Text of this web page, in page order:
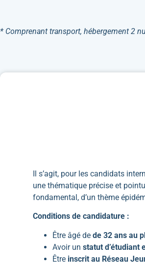
* Comprenant transport, hébergement 2
Il s’agit, pour les candidats
une thématique précise et
fondamental, d’un thème
Conditions de candidature :
Être âgé de de 32 ans au
Avoir un statut d’étudiant
Être inscrit au Réseau